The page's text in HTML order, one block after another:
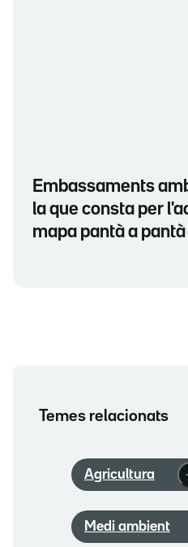
Embassaments
la que consta per
mapa pantà a pantà
Temes relacionats
Agricultura
Medi ambient